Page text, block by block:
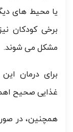
یا محیط های
برخی کودکان
مشکل می شوند.
برای درمان
غذایی صحیح
همچنین، در